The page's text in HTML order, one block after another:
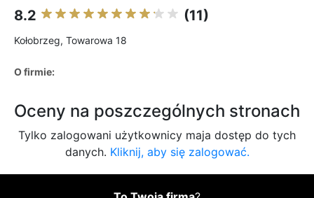
8.2 (11)
Kołobrzeg, Towarowa 18
O firmie:
Oceny na poszczególnych stronach
Tylko zalogowani użytkownicy maja dostęp do tych
danych. Kliknij, aby się zalogować.